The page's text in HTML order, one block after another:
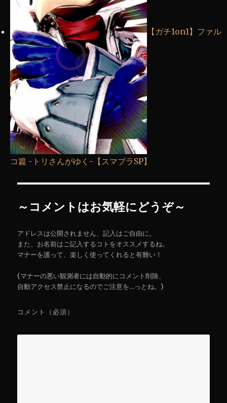
【ガチ1on1】ファル
コ篇 -トリさんがゆく-【スマブラSP】
～コメントはお気軽にどうぞ～
アドレスは公開されません、記入はご自由に。
また、お名前はご記入するコトをオススメするね。
マナーを護って、楽しく使ってくれると有難い！
(マナーの悪い観測者には自動的にコメント削除、
自動アクセス禁止になるのでご注意を…っとね。)
コメント（必須）